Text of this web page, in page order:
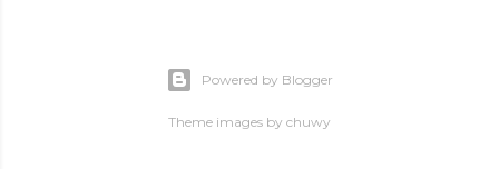
Powered by Blogger
Theme images by chuwy